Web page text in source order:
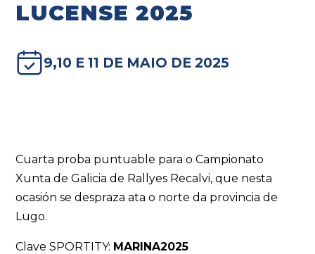
LUCENSE 2025
9,10 E 11 DE MAIO DE 2025
Cuarta proba puntuable para o Campionato
Xunta de Galicia de Rallyes Recalvi, que nesta
ocasión se despraza ata o norte da provincia de
Lugo.
Clave SPORTITY: MARINA2025